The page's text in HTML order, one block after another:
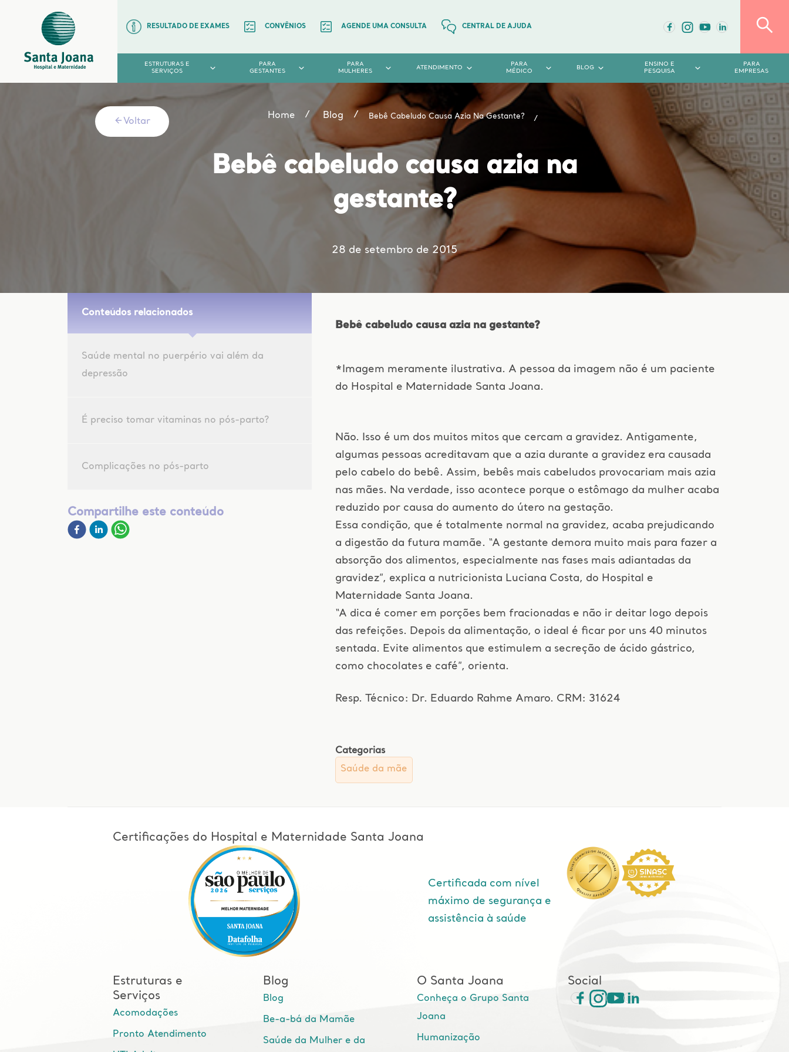
RESULTADO DE EXAMES CONVÊNIOS AGENDE UMA CONSULTA CENTRAL DE AJUDA
ESTRUTURAS E
SERVIÇOS
PARA
GESTANTES
PARA
MULHERES
ATENDIMENTO
PARA
MÉDICO
BLOG
ENSINO E
PESQUISA
PARA
EMPRESAS
Voltar
Home Blog Bebê Cabeludo Causa Azia Na Gestante?
Bebê cabeludo causa azia na
gestante?
28 de setembro de 2015
Conteúdos relacionados
Saúde mental no puerpério vai além da
depressão
É preciso tomar vitaminas no pós-parto?
Complicações no pós-parto
Compartilhe este conteúdo
Bebê cabeludo causa azia na gestante?
*Imagem meramente ilustrativa. A pessoa da imagem não é um paciente
do Hospital e Maternidade Santa Joana.
Não. Isso é um dos muitos mitos que cercam a gravidez. Antigamente,
algumas pessoas acreditavam que a azia durante a gravidez era causada
pelo cabelo do bebê. Assim, bebês mais cabeludos provocariam mais azia
nas mães. Na verdade, isso acontece porque o estômago da mulher acaba
reduzido por causa do aumento do útero na gestação.
Essa condição, que é totalmente normal na gravidez, acaba prejudicando
a digestão da futura mamãe. “A gestante demora muito mais para fazer a
absorção dos alimentos, especialmente nas fases mais adiantadas da
gravidez”, explica a nutricionista Luciana Costa, do Hospital e
Maternidade Santa Joana.
“A dica é comer em porções bem fracionadas e não ir deitar logo depois
das refeições. Depois da alimentação, o ideal é ficar por uns 40 minutos
sentada. Evite alimentos que estimulem a secreção de ácido gástrico,
como chocolates e café”, orienta.
Resp. Técnico: Dr. Eduardo Rahme Amaro. CRM: 31624
Categorias
Saúde da mãe
Certificações do Hospital e Maternidade Santa Joana
Certificada com nível
máximo de segurança e
assistência à saúde
Estruturas e
Serviços
Acomodações
Pronto Atendimento
Blog
Blog
Be-a-bá da Mamãe
Saúde da Mulher e da
O Santa Joana
Conheça o Grupo Santa
Joana
Humanização
Social